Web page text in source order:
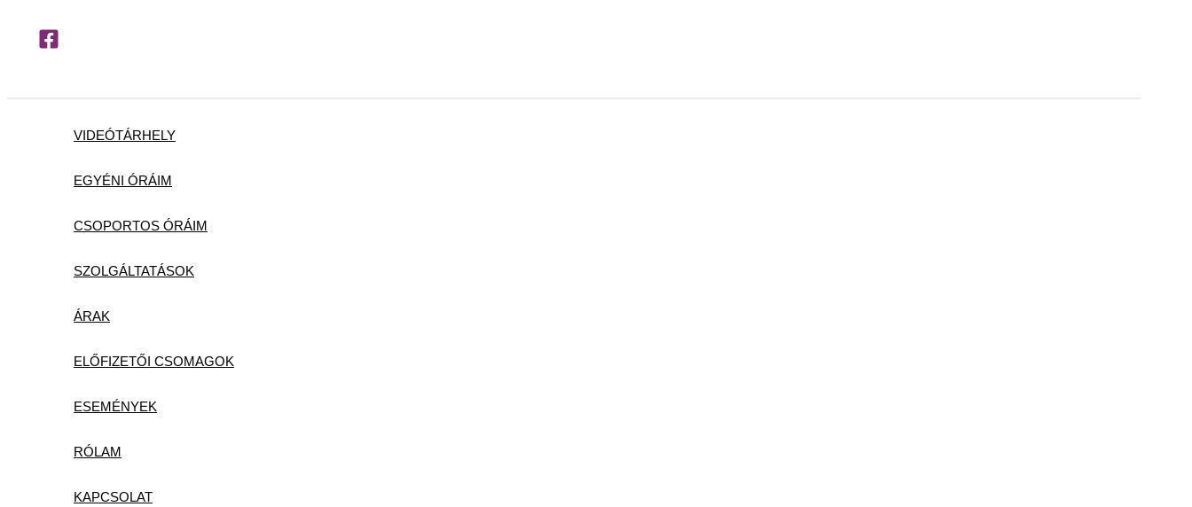
VIDEÓTÁRHELY
EGYÉNI ÓRÁIM
CSOPORTOS ÓRÁIM
SZOLGÁLTATÁSOK
ÁRAK
ELŐFIZETŐI CSOMAGOK
ESEMÉNYEK
RÓLAM
KAPCSOLAT